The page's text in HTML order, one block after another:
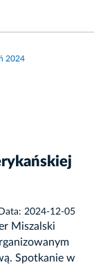
2024
Data: 2024-12-05
Miszalski
Spotkanie w